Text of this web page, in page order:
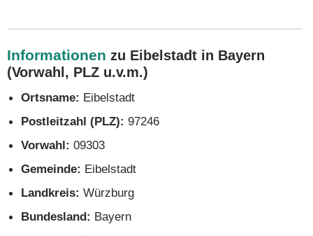
Informationen zu Eibelstadt in Bayern
(Vorwahl, PLZ u.v.m.)
Ortsname: Eibelstadt
Postleitzahl (PLZ): 97246
Vorwahl: 09303
Gemeinde: Eibelstadt
Landkreis: Würzburg
Bundesland: Bayern